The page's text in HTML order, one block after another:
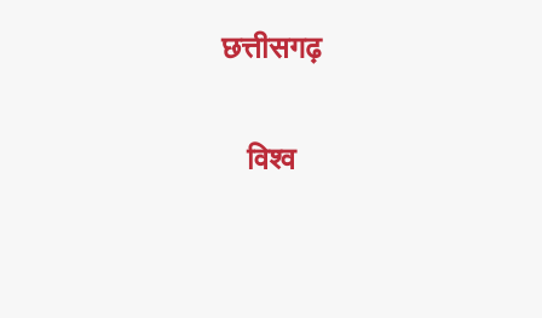
छत्तीसगढ़
विश्व